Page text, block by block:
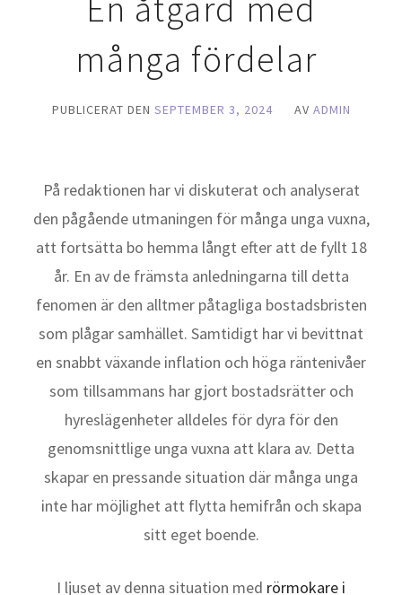
En åtgärd med
många fördelar
PUBLICERAT DEN SEPTEMBER 3, 2024 AV ADMIN
På redaktionen har vi diskuterat och analyserat
den pågående utmaningen för många unga vuxna,
att fortsätta bo hemma långt efter att de fyllt 18
år. En av de främsta anledningarna till detta
fenomen är den alltmer påtagliga bostadsbristen
som plågar samhället. Samtidigt har vi bevittnat
en snabbt växande inflation och höga räntenivåer
som tillsammans har gjort bostadsrätter och
hyreslägenheter alldeles för dyra för den
genomsnittlige unga vuxna att klara av. Detta
skapar en pressande situation där många unga
inte har möjlighet att flytta hemifrån och skapa
sitt eget boende.
I ljuset av denna situation med rörmokare i